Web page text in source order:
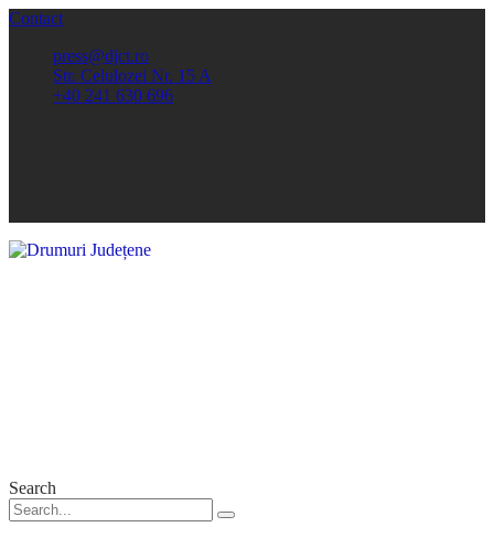
Contact
press@djct.ro
Str. Celulozei Nr. 15 A
+40 241 630 696
Search